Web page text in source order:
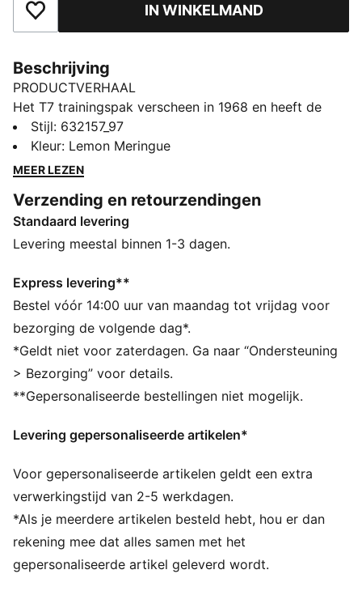
Toegevoegd aan favorietenIN WINKELMAND
Beschrijving
PRODUCTVERHAAL
Het T7 trainingspak verscheen in 1968 en heeft de
modewereld sindsdien veranderd. Het is nog steeds
een tijdloze streetwearklassieker die meteen te
herkennen is aan zijn klassieke snijlijnen, de taps
is het terug met moderne updates en verfijnde details
– een mix van erfgoed met frisse energie voor een
nieuwe generatie.
Gemaakt met minstens 90% gerecyclede materialen.
DETAILS
Pasvorm: Relaxed
Hoofdmateriaal: Piqué
Hals: V-hals
Korte mouwen
Lengte: Kort
Stijl: 632157_97
Kleur: Lemon Meringue
MEER LEZEN
Verzending en retourzendingen
Standaard levering
Levering meestal binnen 1-3 dagen.
Express levering**
Bestel vóór 14:00 uur van maandag tot vrijdag voor
bezorging de volgende dag*.
*Geldt niet voor zaterdagen. Ga naar “Ondersteuning
> Bezorging” voor details.
**Gepersonaliseerde bestellingen niet mogelijk.
Levering gepersonaliseerde artikelen*
Voor gepersonaliseerde artikelen geldt een extra
verwerkingstijd van 2-5 werkdagen.
*Als je meerdere artikelen besteld hebt, hou er dan
rekening mee dat alles samen met het
gepersonaliseerde artikel geleverd wordt.